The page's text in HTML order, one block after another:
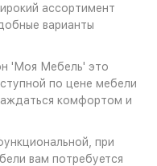
ассортимент
варианты
'Моя Мебель' это
по цене мебели
комфортом и
при
вам потребуется